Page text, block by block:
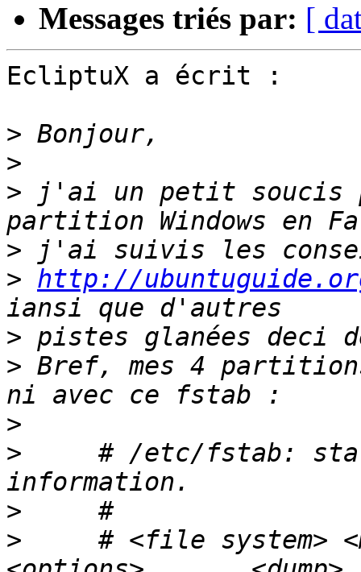
Messages triés par: [
EcliptuX a écrit :
>
>
> j'ai un petit soucis
>
> http://
>
> Bref, mes 4
>
>
# /etc/fstab:
>
>
# <file system>